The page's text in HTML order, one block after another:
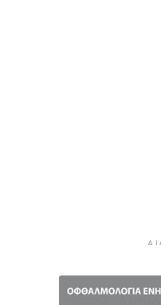
Κυριακής, 9
«Στάχτη» 272.860